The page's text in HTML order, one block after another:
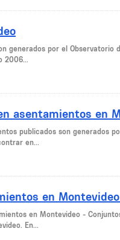
generados por el
2006...
asentamientos en
publicados son generados
en...
en
en Montevideo -
En...